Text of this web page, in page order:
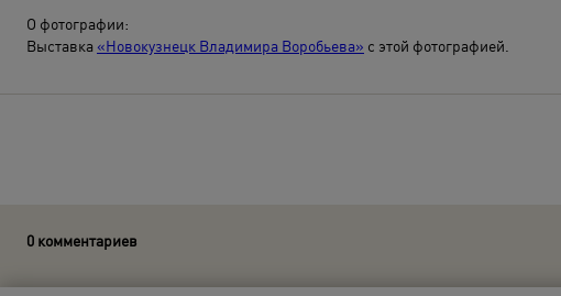
О фотографии:
Выставка «Новокузнецк Владимира Воробьева» с этой фотографией.
0 комментариев